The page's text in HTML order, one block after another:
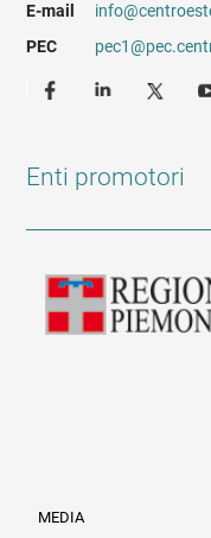
E-mail
PEC
Enti promotori
MEDIA